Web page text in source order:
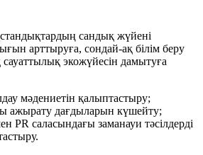
сандық жүйені
арттыруға, сондай-ақ білім беру
экожүйесін дамытуға
мәдениетін қалыптастыру;
ажырату дағдыларын күшейту;
PR саласындағы заманауи тәсілдерді